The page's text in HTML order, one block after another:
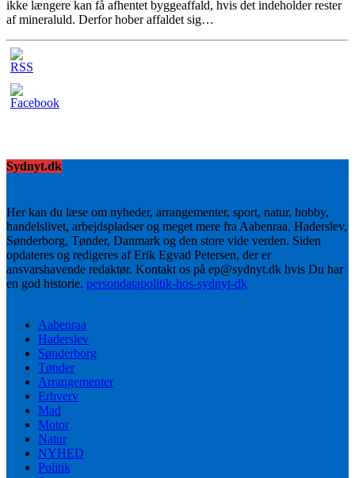
ikke længere kan få afhentet byggeaffald, hvis det indeholder rester
af mineraluld. Derfor hober affaldet sig…
Sydnyt.dk
Her kan du læse om nyheder, arrangementer, sport, natur, hobby,
handelslivet, arbejdspladser og meget mere fra Aabenraa, Haderslev,
Sønderborg, Tønder, Danmark og den store vide verden. Siden
opdateres og redigeres af Erik Egvad Petersen, der er
ansvarshavende redaktør. Kontakt os på ep@sydnyt.dk hvis Du har
en god historie. persondatapolitik-hos-sydnyt-dk
Aabenraa
Haderslev
Sønderborg
Tønder
Arrangementer
Erhverv
Mad
Motor
Natur
NYHED
Politik